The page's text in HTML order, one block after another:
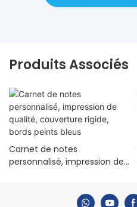
Produits Associés
Carnet de notes
personnalisé, impression de